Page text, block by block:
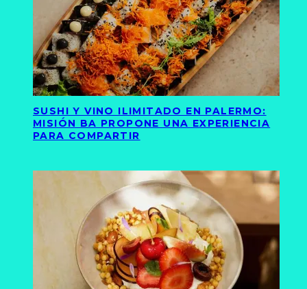
SUSHI Y VINO ILIMITADO EN PALERMO:
MISIÓN BA PROPONE UNA EXPERIENCIA
PARA COMPARTIR